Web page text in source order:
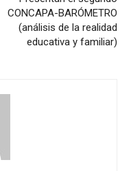
CONCAPA-BARÓMETRO
(análisis de la realidad
educativa y familiar)